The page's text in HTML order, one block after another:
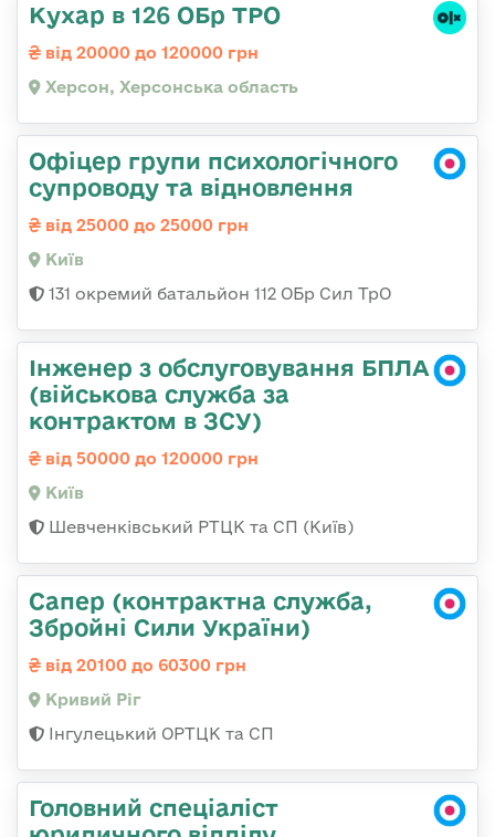
Кухар в 126 ОБр ТРО
від 20000 до 120000 грн
Херсон, Херсонська область
Офіцер групи психологічного
супроводу та відновлення
від 25000 до 25000 грн
Київ
131 окремий батальйон 112 ОБр Сил ТрО
Інженер з обслуговування БПЛА
(військова служба за
контрактом в ЗСУ)
від 50000 до 120000 грн
Київ
Шевченківський РТЦК та СП (Київ)
Сапер (контрактна служба,
Збройні Сили України)
від 20100 до 60300 грн
Кривий Ріг
Інгулецький ОРТЦК та СП
Головний спеціаліст